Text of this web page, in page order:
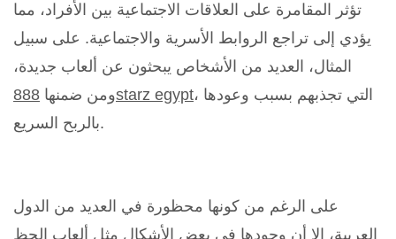
تؤثر المقامرة على العلاقات الاجتماعية بين الأفراد، مما
يؤدي إلى تراجع الروابط الأسرية والاجتماعية. على سبيل
المثال، العديد من الأشخاص يبحثون عن ألعاب جديدة،
ومن ضمنها888starz egypt، التي تجذبهم بسبب وعودها
بالربح السريع.
على الرغم من كونها محظورة في العديد من الدول
العربية، إلا أن وجودها في بعض الأشكال مثل ألعاب الحظ